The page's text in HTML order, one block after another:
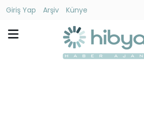
Giriş Yap Arşiv
Künye